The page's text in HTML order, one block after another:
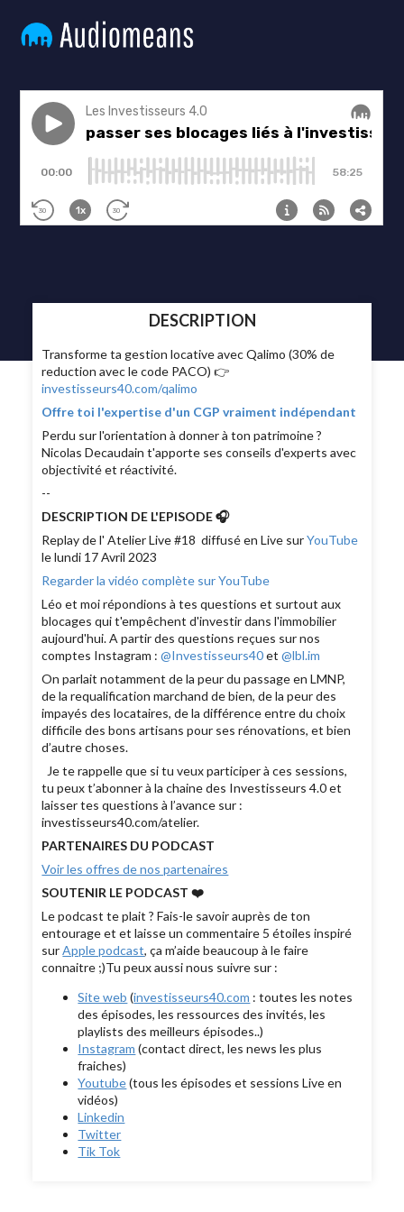
DESCRIPTION
Transforme ta gestion locative avec Qalimo (30% de
reduction avec le code PACO) 👉
investisseurs40.com/qalimo
Offre toi l'expertise d'un CGP vraiment indépendant
Perdu sur l'orientation à donner à ton patrimoine ?
Nicolas Decaudain t'apporte ses conseils d'experts avec
objectivité et réactivité.
--
DESCRIPTION DE L'EPISODE 🎧
Replay de l' Atelier Live #18 diffusé en Live surYouTube
le lundi 17 Avril 2023
Regarder la vidéo complète sur YouTube
Léo et moi répondions à tes questions et surtout aux
blocages qui t'empêchent d'investir dans l'immobilier
aujourd'hui. A partir des questions reçues sur nos
comptes Instagram :@Investisseurs40et@lbl.im
On parlait notamment de la peur du passage en LMNP,
de la requalification marchand de bien, de la peur des
impayés des locataires, de la différence entre du choix
difficile des bons artisans pour ses rénovations, et bien
d’autre choses.
Je te rappelle que si tu veux participer à ces sessions,
tu peux t’abonner à la chaine des Investisseurs 4.0 et
laisser tes questions à l’avance sur :
investisseurs40.com/atelier.
PARTENAIRES DU PODCAST
Voir les offres de nos partenaires
SOUTENIR LE PODCAST ❤️
Le podcast te plait ? Fais-le savoir auprès de ton
entourage et et laisse un commentaire 5 étoiles inspiré
surApple podcast, ça m’aide beaucoup à le faire
connaitre ;)Tu peux aussi nous suivre sur :
Site web (investisseurs40.com : toutes les notes
des épisodes, les ressources des invités, les
playlists des meilleurs épisodes..)
Instagram (contact direct, les news les plus
fraiches)
Youtube(tous les épisodes et sessions Live en
vidéos)
Linkedin
Twitter
Tik Tok